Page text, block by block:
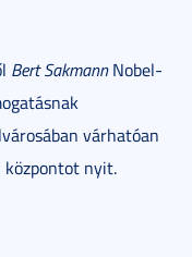
Bert SakmannNobel-
várhatóan
központot nyit.